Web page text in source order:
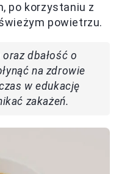
po korzystaniu z
powietrzu.
dbałość o
na zdrowie
w edukację
zakażeń.